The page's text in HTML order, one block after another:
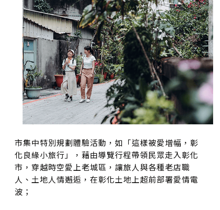
市集中特別規劃體驗活動，如「這樣被愛增幅，彰
化良緣小旅行」，藉由導覽行程帶領民眾走入彰化
市，穿越時空愛上老城區，讓旅人與各種老店職
人、土地人情邂逅，在彰化土地上超前部署愛情電
波；